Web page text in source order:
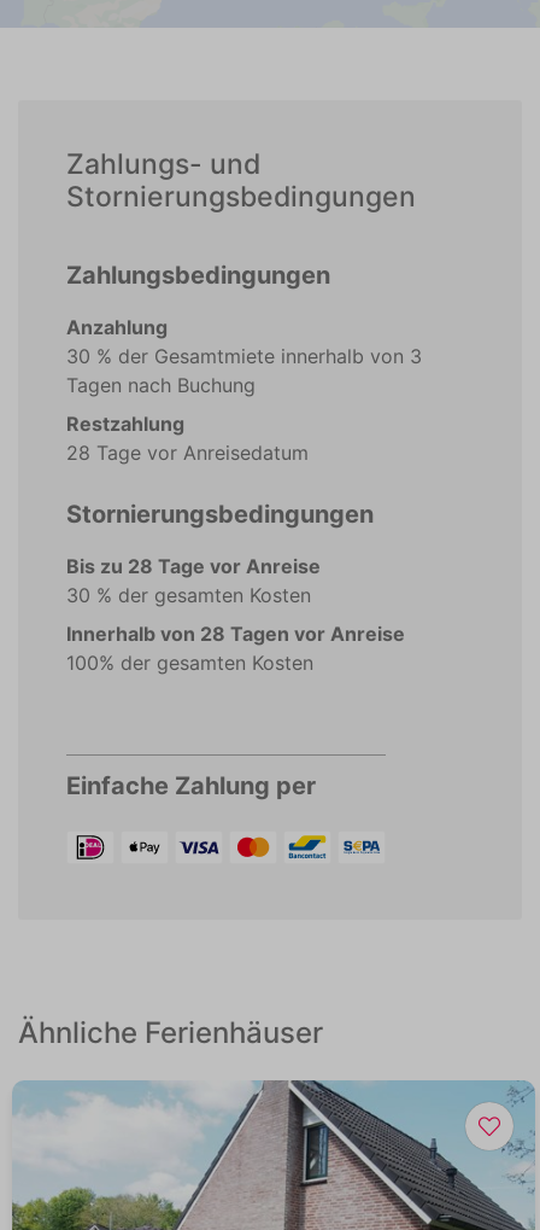
Zahlungs- und
Stornierungsbedingungen
Zahlungsbedingungen
Anzahlung
30 % der Gesamtmiete innerhalb von 3
Tagen nach Buchung
Restzahlung
28 Tage vor Anreisedatum
Stornierungsbedingungen
Bis zu 28 Tage vor Anreise
30 % der gesamten Kosten
Innerhalb von 28 Tagen vor Anreise
100% der gesamten Kosten
Einfache Zahlung per
Ähnliche Ferienhäuser